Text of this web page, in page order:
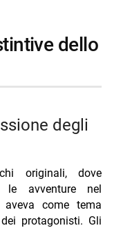
originali, dove
le avventure nel
come tema
protagonisti. Gli